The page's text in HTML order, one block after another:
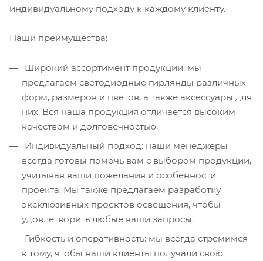
индивидуальному подходу к каждому клиенту.
Наши преимущества:
Широкий ассортимент продукции: мы
предлагаем светодиодные гирлянды различных
форм, размеров и цветов, а также аксессуары для
них. Вся наша продукция отличается высоким
качеством и долговечностью.
Индивидуальный подход: наши менеджеры
всегда готовы помочь вам с выбором продукции,
учитывая ваши пожелания и особенности
проекта. Мы также предлагаем разработку
эксклюзивных проектов освещения, чтобы
удовлетворить любые ваши запросы.
Гибкость и оперативность: мы всегда стремимся
к тому, чтобы наши клиенты получали свою